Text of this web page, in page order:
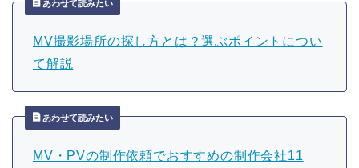
あわせて読みたい
MV撮影場所の探し方とは？選ぶポイントについ
て解説
あわせて読みたい
MV・PVの制作依頼でおすすめの制作会社11